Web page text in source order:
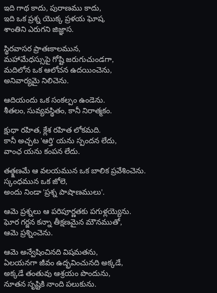
ఇది గాథ కాదు, పురాణము కాదు,
ఇది ఒక ప్రశ్న యొక్క ప్రళయ ఘోష,
శాంతిని ఎరుగని జిజ్ఞాస.
స్థిరవాసర ప్రాతఃకాలమున,
మహామేధస్సుపై గోష్టి జరుగుచుండగా,
మదిలోన ఒక ఆలోచన ఉదయించెను,
అనివార్యమై నిలిచెను.
ఆదియందు ఒక సంకల్పం ఉండెను.
శీతలం, సువ్యవస్థితం, కానీ నిరాత్మకం.
క్షుధా రహిత, క్లేశ రహిత లోకమది.
కానీ అచ్చట 'ఆర్తి' యను స్పందన లేదు,
వాంఛ యను కంపన లేదు.
తత్క్షణమే ఆ వలయమున ఒక బాలిక ప్రవేశించెను.
స్కంధమున ఒక జోలె,
అందు నిండా 'ప్రశ్న పాషాణములు'.
ఆమె ప్రశ్నలు ఆ పరిపూర్ణతకు పగుళ్లయ్యెను.
ఘోర గర్జన కన్నా తీక్షణమైన మౌనముతో,
ఆమె ప్రశ్నించెను.
ఆమె అన్వేషించినది విషమతను,
ఏలయనగా జీవం ఉద్భవించునది అక్కడే,
అక్కడే తంతువు ఆశ్రయం పొందును,
నూతన సృష్టికి నాంది పలుకును.